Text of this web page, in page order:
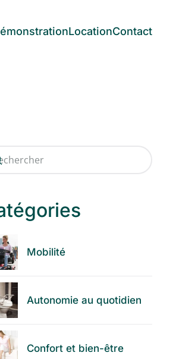
LocationContact
Mobilité
Autonomie au quotidien
Confort et bien-être